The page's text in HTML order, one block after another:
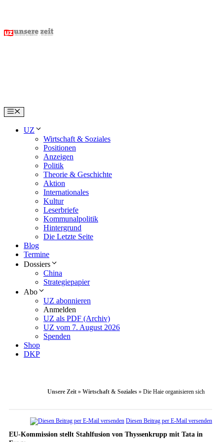
content
Menu
UZ
Wirtschaft & Soziales
Positionen
Anzeigen
Politik
Theorie & Geschichte
Aktion
Internationales
Kultur
Leserbriefe
Kommunalpolitik
Hintergrund
Die Letzte Seite
Blog
Termine
Dossiers
China
Strategiepapier
Abo
UZ abonnieren
Anmelden
UZ als PDF (Archiv)
UZ vom 7. August 2026
Spenden
Shop
DKP
Unsere Zeit » Wirtschaft & Soziales » Die Haie organisieren sich
Diesen Beitrag per E-Mail versenden
EU-Kommission stellt Stahlfusion von Thyssenkrupp mit Tata in